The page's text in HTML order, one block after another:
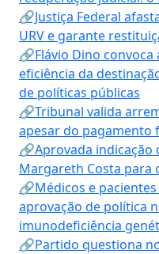
🔗Justiça Federal
URV e garante
🔗Flávio Dino
eficiência da
de políticas públicas
🔗Tribunal valida
apesar do pagamento
🔗Aprovada indicação
Margareth Costa para
🔗Médicos e
aprovação de política
imunodeficiência
🔗Partido questiona